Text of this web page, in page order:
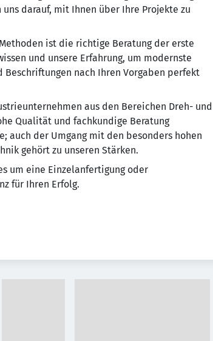
darauf, mit Ihnen über Ihre Projekte zu
ist die richtige Beratung der erste
und unsere Erfahrung, um modernste
Beschriftungen nach Ihren Vorgaben perfekt
aus den Bereichen Dreh- und
Qualität und fachkundige Beratung
auch der Umgang mit den besonders hohen
gehört zu unseren Stärken.
um eine Einzelanfertigung oder
für Ihren Erfolg.